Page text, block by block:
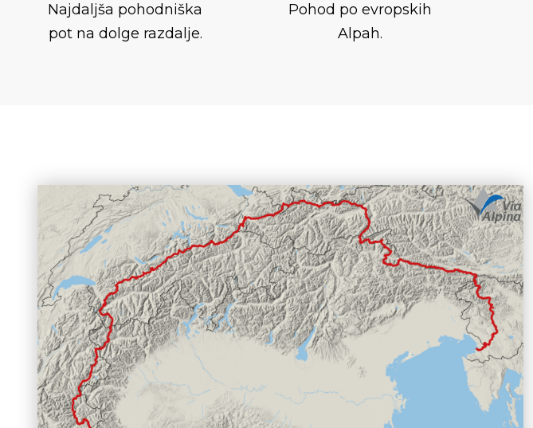
Najdaljša pohodniška
pot na dolge razdalje.
Pohod po evropskih
Alpah.